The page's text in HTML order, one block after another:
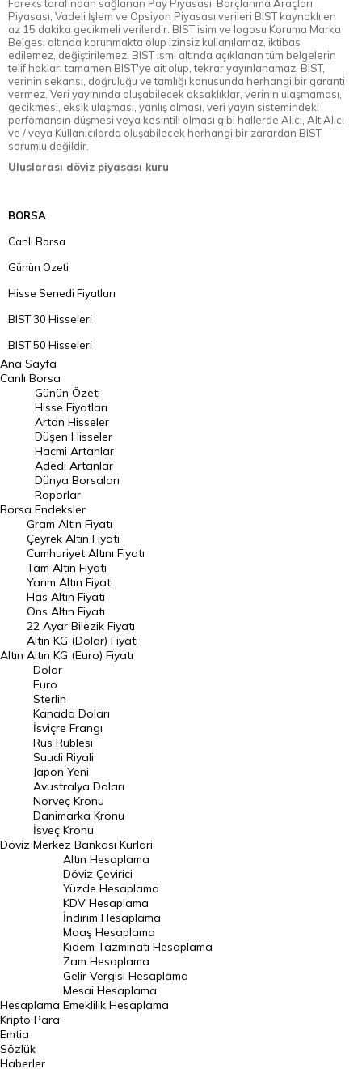
Foreks tarafından sağlanan Pay Piyasası, Borçlanma Araçları
Piyasası, Vadeli İşlem ve Opsiyon Piyasası verileri BIST kaynaklı en
az 15 dakika gecikmeli verilerdir. BIST isim ve logosu Koruma Marka
Belgesi altında korunmakta olup izinsiz kullanılamaz, iktibas
edilemez, değiştirilemez. BIST ismi altında açıklanan tüm belgelerin
telif hakları tamamen BIST'ye ait olup, tekrar yayınlanamaz. BIST,
verinin sekansı, doğruluğu ve tamlığı konusunda herhangi bir garanti
vermez. Veri yayınında oluşabilecek aksaklıklar, verinin ulaşmaması,
gecikmesi, eksik ulaşması, yanlış olması, veri yayın sistemindeki
perfomansın düşmesi veya kesintili olması gibi hallerde Alıcı, Alt Alıcı
ve / veya Kullanıcılarda oluşabilecek herhangi bir zarardan BIST
sorumlu değildir.
Uluslarası döviz piyasası kuru
BORSA
Canlı Borsa
Günün Özeti
Hisse Senedi Fiyatları
BIST 30 Hisseleri
BIST 50 Hisseleri
BIST 100 Hisseleri
En Çok Artan Hisseler
En Çok Düşen Hisseler
Hacmi Artanlar
Geçmiş Kapanışlar
Dünya Borsaları
Raporlar
Endeksler
DÖVİZ
Döviz Kuru
Dolar Kuru
Euro Kuru
Pound Kuru
Frank Kuru
Riyal Kuru
Avustralya Doları
Danimarka Kronu Kuru
Kanada Doları Kuru
Norveç Kronu Kuru
İsveç Kronu Kuru
Japon Yeni Kuru
Serbest Piyasa Döviz Kurları
Merkez Bankası Döviz Kurları
Altın Fiyatları
Gram Altın Fiyatı
Çeyrek Altın Fiyatı
Ana Sayfa
Canlı Borsa
Borsa
Günün Özeti
Hisse Fiyatları
Artan Hisseler
Düşen Hisseler
Hacmi Artanlar
Adedi Artanlar
Dünya Borsaları
Raporlar
Endeksler
Altın
Gram Altın Fiyatı
Çeyrek Altın Fiyatı
Cumhuriyet Altını Fiyatı
Tam Altın Fiyatı
Yarım Altın Fiyatı
Has Altın Fiyatı
Ons Altın Fiyatı
22 Ayar Bilezik Fiyatı
Altın KG (Dolar) Fiyatı
Altın KG (Euro) Fiyatı
Döviz
Dolar
Euro
Sterlin
Kanada Doları
İsviçre Frangı
Rus Rublesi
Suudi Riyali
Japon Yeni
Avustralya Doları
Norveç Kronu
Danimarka Kronu
İsveç Kronu
Merkez Bankası Kurlari
Hesaplama
Altın Hesaplama
Döviz Çevirici
Yüzde Hesaplama
KDV Hesaplama
İndirim Hesaplama
Maaş Hesaplama
Kıdem Tazminatı Hesaplama
Zam Hesaplama
Gelir Vergisi Hesaplama
Mesai Hesaplama
Emeklilik Hesaplama
Kripto Para
Emtia
Sözlük
Haberler